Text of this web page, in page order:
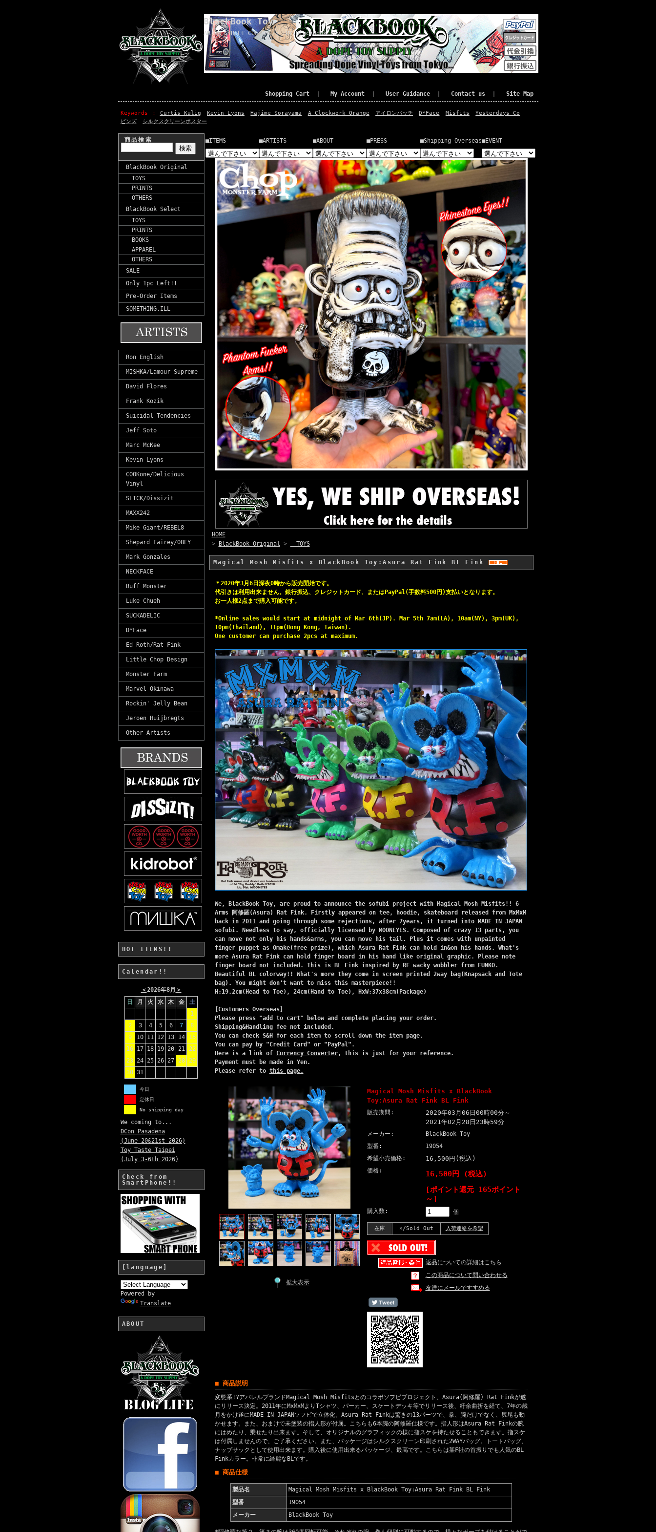
BlackBook Toy
ART x STREET CULTURE x TOY=BlackBook Toy!!
Shopping Cart My Account User Guidance Contact us Site Map
Keywords Curtis Kulig Kevin Lyons Hajime Sorayama A Clockwork Orange アイロンパッチ D*Face Misfits
Yesterdays Co
ピンズ
シルクスクリーンポスター
商品検索
BlackBook Original
TOYS
PRINTS
OTHERS
BlackBook Select
TOYS
PRINTS
BOOKS
APPAREL
OTHERS
SALE
Only 1pc Left!!
Pre-Order Items
SOMETHING.ILL
Ron English
MISHKA/Lamour Supreme
David Flores
Frank Kozik
Suicidal Tendencies
Jeff Soto
Marc McKee
Kevin Lyons
COOKone/Delicious
Vinyl
SLICK/Dissizit
MAXX242
Mike Giant/REBEL8
Shepard Fairey/OBEY
Mark Gonzales
NECKFACE
Buff Monster
Luke Chueh
SUCKADELIC
D*Face
Ed Roth/Rat Fink
Little Chop Design
Monster Farm
Marvel Okinawa
Rockin' Jelly Bean
Jeroen Huijbregts
Other Artists
HOT ITEMS!!
Calendar!!
＜2026年8月 ＞
日
月 火 水 木 金
土
1
2
3 4 5 6 7
8
9
10 11 12 13 14
15
16 17 18 19 20 21
22
23 24 25 26 27 28
29
30 31
今日
定休日
No shipping day
We coming to...
DCon Pasadena
(June 20&21st 2026)
Toy Taste Taipei
(July 3-6th 2026)
Check from
SmartPhone!!
[language]
Powered by
Translate
ABOUT
■ITEMS ■ARTISTS ■ABOUT ■PRESS ■Shipping Overseas■EVENT
HOME
>
BlackBook Original > TOYS
Magical Mosh Misfits x BlackBook Toy:Asura Rat Fink BL Fink
＊2020年3月6日深夜0時から販売開始です。
代引きは利用出来ません。銀行振込、クレジットカード、またはPayPal(手数料500円)支払いとなります。
お一人様2点まで購入可能です。
*Online sales would start at midnight of Mar 6th(JP). Mar 5th 7am(LA), 10am(NY), 3pm(UK),
10pm(Thailand), 11pm(Hong Kong, Taiwan).
One customer can purchase 2pcs at maximum.
We, BlackBook Toy, are proud to announce the sofubi project with Magical Mosh Misfits!! 6
Arms 阿修羅(Asura) Rat Fink. Firstly appeared on tee, hoodie, skateboard released from MxMxM
back in 2011 and going through some rejections, after 7years, it turned into MADE IN JAPAN
sofubi. Needless to say, officially licensed by MOONEYES. Composed of crazy 13 parts, you
can move not only his hands&arms, you can move his tail. Plus it comes with unpainted
finger puppet as Omake(free prize), which Asura Rat Fink can hold in&on his hands. What's
more Asura Rat Fink can hold finger board in his hand like original graphic. Please note
finger board not included. This is BL Fink inspired by RF wacky wobbler from FUNKO.
Beautiful BL colorway!! What's more they come in screen printed 2way bag(Knapsack and Tote
bag). You might don't want to miss this masterpiece!!
H:19.2cm(Head to Toe), 24cm(Hand to Toe), HxW:37x38cm(Package)
[Customers Overseas]
Please press "add to cart" below and complete placing your order.
Shipping&Handling fee not included.
You can check S&H for each item to scroll down the item page.
You can pay by "Credit Card" or "PayPal".
Here is a link of Currency Converter, this is just for your reference.
Payment must be made in Yen.
Please refer to this page.
拡大表示
Magical Mosh Misfits x BlackBook
Toy:Asura Rat Fink BL Fink
販売期間:
2020年03月06日00時00分～
2021年02月28日23時59分
メーカー:
BlackBook Toy
型番:
19054
希望小売価格:
16,500円(税込)
価格:
16,500円 (税込)
[ポイント還元 165ポイント
～]
購入数: 個
在庫 ×/Sold Out 入荷連絡を希望
返品についての詳細はこちら
この商品について問い合わせる
友達にメールですすめる
■ 商品説明
変態系!?アパレルブランドMagical Mosh Misfitsとのコラボソフビプロジェクト、Asura(阿修羅) Rat Finkが遂
にリリース決定。2011年にMxMxMよりTシャツ、パーカー、スケートデッキ等でリリース後、紆余曲折を経て、7年の歳
月をかけ遂にMADE IN JAPANソフビで立体化。Asura Rat Finkは驚きの13パーツで、拳、腕だけでなく、尻尾も動
かせます。また、おまけで未塗装の指人形が付属。こちらも6本腕の阿修羅仕様です。指人形はAsura Rat Finkの腕
にはめたり、乗せたり出来ます。そして、オリジナルのグラフィックの様に指スケを持たせることもできます。指スケ
は付属しませんので、ご了承ください。また、パッケージはシルクスクリーン印刷された2WAYバッグ。トートバッグ、
ナップサックとして使用出来ます。購入後に使用出来るパッケージ、最高です。こちらは某F社の首振りでも人気のBL
Finkカラー。非常に綺麗なBLです。
■ 商品仕様
製品名
Magical Mosh Misfits x BlackBook Toy:Asura Rat Fink BL Fink
型番
19054
メーカー
BlackBook Toy